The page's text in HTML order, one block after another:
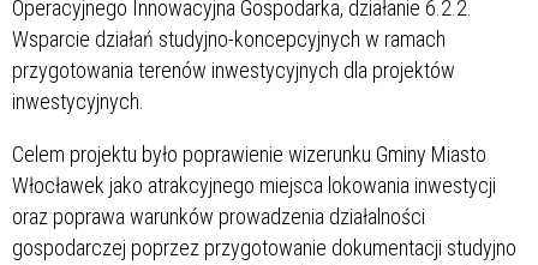
Operacyjnego Innowacyjna Gospodarka, działanie 6.2.2.
Wsparcie działań studyjno-koncepcyjnych w ramach
przygotowania terenów inwestycyjnych dla projektów
inwestycyjnych.
Celem projektu było poprawienie wizerunku Gminy Miasto
Włocławek jako atrakcyjnego miejsca lokowania inwestycji
oraz poprawa warunków prowadzenia działalności
gospodarczej poprzez przygotowanie dokumentacji studyjno